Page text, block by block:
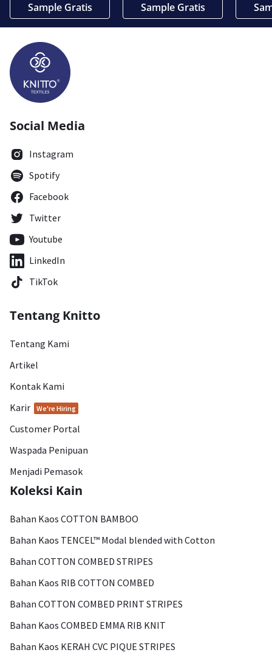
Sample Gratis Sample Gratis
Social Media
Instagram
Spotify
Facebook
Twitter
Youtube
LinkedIn
TikTok
Tentang Knitto
Tentang Kami
Artikel
Kontak Kami
Karir
We're Hiring
Customer Portal
Waspada Penipuan
Menjadi Pemasok
Koleksi Kain
Bahan Kaos COTTON BAMBOO
Bahan Kaos TENCEL™ Modal blended with Cotton
Bahan COTTON COMBED STRIPES
Bahan Kaos RIB COTTON COMBED
Bahan COTTON COMBED PRINT STRIPES
Bahan Kaos COMBED EMMA RIB KNIT
Bahan Kaos KERAH CVC PIQUE STRIPES